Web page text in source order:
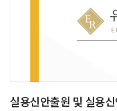
실용신안출원 및 실용